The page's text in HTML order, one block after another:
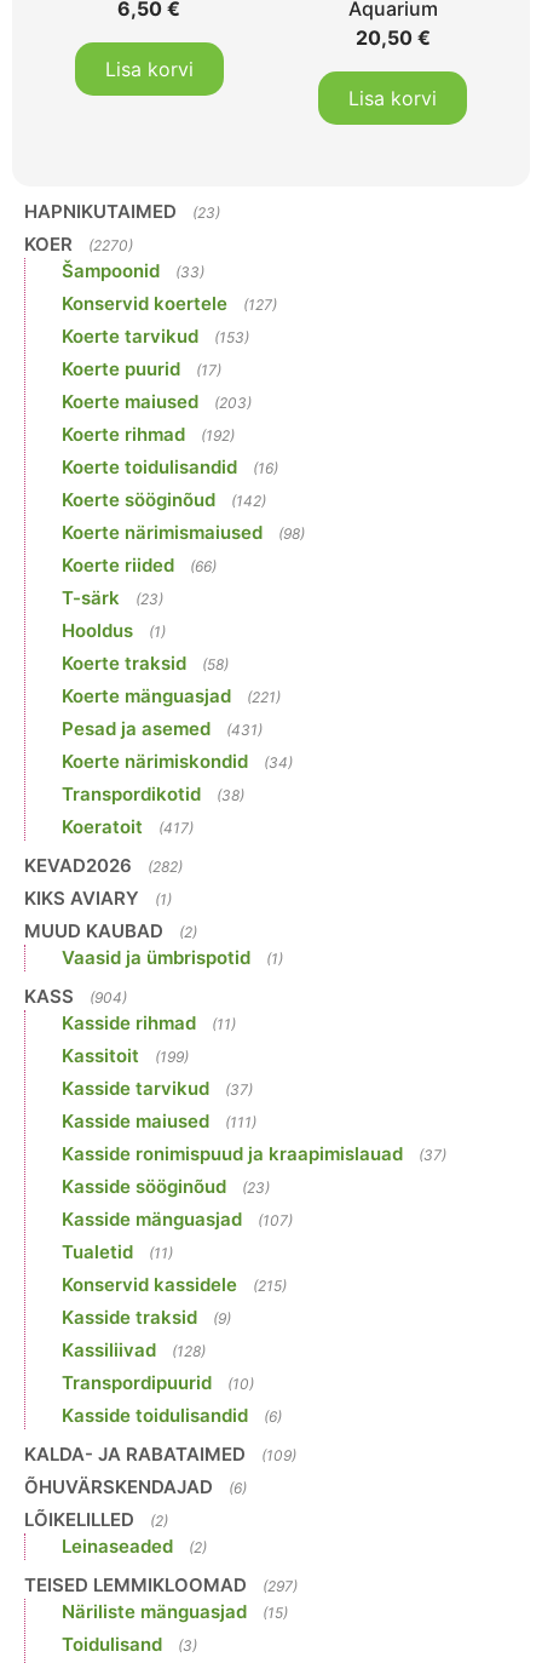
6,50€
Lisa korvi
Aquarium
20,50 €
Lisa korvi
HAPNIKUTAIMED (23)
KOER (2270)
Šampoonid (33)
Konservid koertele (127)
Koerte tarvikud (153)
Koerte puurid (17)
Koerte maiused (203)
Koerte rihmad (192)
Koerte toidulisandid (16)
Koerte sööginõud (142)
Koerte närimismaiused (98)
Koerte riided (66)
T-särk (23)
Hooldus (1)
Koerte traksid (58)
Koerte mänguasjad (221)
Pesad ja asemed (431)
Koerte närimiskondid (34)
Transpordikotid (38)
Koeratoit (417)
KEVAD2026 (282)
KIKS AVIARY (1)
MUUD KAUBAD (2)
Vaasid ja ümbrispotid (1)
KASS (904)
Kasside rihmad (11)
Kassitoit (199)
Kasside tarvikud (37)
Kasside maiused (111)
Kasside ronimispuud ja kraapimislauad (37)
Kasside sööginõud (23)
Kasside mänguasjad (107)
Tualetid (11)
Konservid kassidele (215)
Kasside traksid (9)
Kassiliivad (128)
Transpordipuurid (10)
Kasside toidulisandid (6)
KALDA- JA RABATAIMED (109)
ÕHUVÄRSKENDAJAD (6)
LÕIKELILLED (2)
Leinaseaded (2)
TEISED LEMMIKLOOMAD (297)
Näriliste mänguasjad (15)
Toidulisand (3)